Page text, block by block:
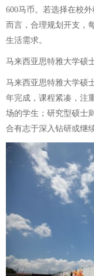
600马币。若选择在校
而言，合理规划开支，
生活需求。
马来西亚思特雅大学硕
马来西亚思特雅大学硕
年完成，课程紧凑，注
场的学生；研究型硕士
合有志于深入钻研或继